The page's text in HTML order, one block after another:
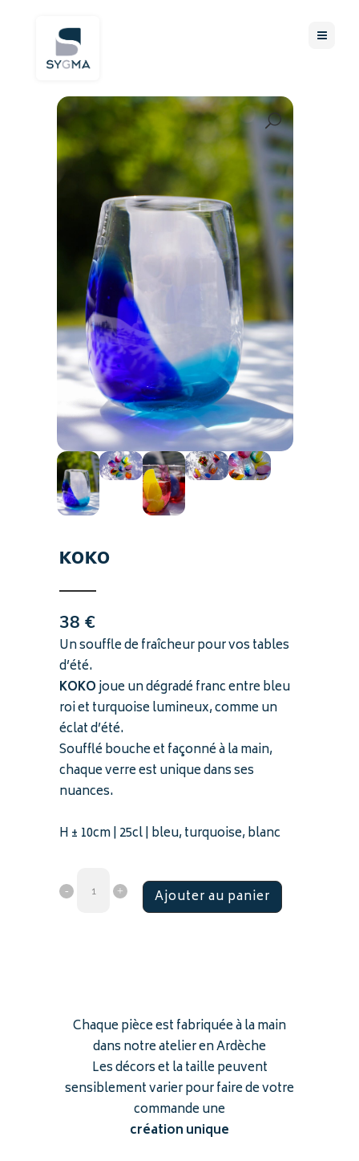
KOKO
38 €
Un souffle de fraîcheur pour vos tables
d’été.
KOKOjoue un dégradé franc entre bleu
roi et turquoise lumineux, comme un
éclat d’été.
Soufflé bouche et façonné à la main,
chaque verre est unique dans ses
nuances.
H ± 10cm | 25cl | bleu, turquoise, blanc
Ajouter au panier
Chaque pièce est fabriquée à la main
dans notre atelier en Ardèche
Les décors et la taille peuvent
sensiblement varier pour faire de votre
commande une
création unique